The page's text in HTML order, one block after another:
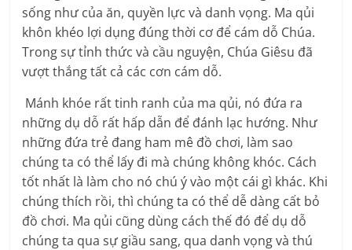
sống như của ăn, quyền lực và danh vọng. Ma qủi
khôn khéo lợi dụng đúng thời cơ để cám dỗ Chúa.
Trong sự tỉnh thức và cầu nguyện, Chúa Giêsu đã
vượt thắng tất cả các cơn cám dỗ.
Mánh khóe rất tinh ranh của ma qủi, nó đứa ra
những dụ dỗ rất hấp dẫn để đánh lạc hướng. Như
những đứa trẻ đang ham mê đồ chơi, làm sao
chúng ta có thể lấy đi mà chúng không khóc. Cách
tốt nhất là làm cho nó chú ý vào một cái gì khác. Khi
chúng thích rồi, thì chúng ta có thể dễ dàng cất bỏ
đồ chơi. Ma qủi cũng dùng cách thế đó để dụ dỗ
chúng ta qua sự giầu sang, qua danh vọng và thú